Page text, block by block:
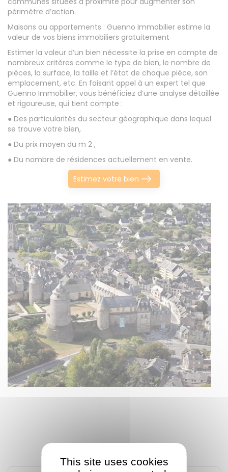
périmètre d’action.
Maisons ou appartements : Guenno Immobilier estime la
valeur de vos biens immobiliers gratuitement
Estimer la valeur d’un bien nécessite la prise en compte de
nombreux critères comme le type de bien, le nombre de
pièces, la surface, la taille et l’état de chaque pièce, son
emplacement, etc. En faisant appel à un expert tel que
Guenno Immobilier, vous bénéficiez d’une analyse détaillée
et rigoureuse, qui tient compte :
● Des particularités du secteur géographique dans lequel
se trouve votre bien,
● Du prix moyen du m 2 ,
● Du nombre de résidences actuellement en vente.
Estimez votre bien
NOS CLIENTS PARLENT DE NOUS
This site uses cookies